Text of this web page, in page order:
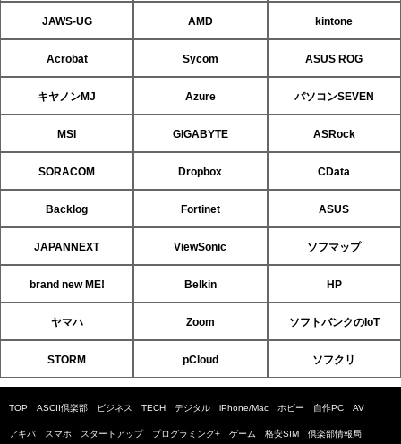
JAWS-UG AMD kintone
Acrobat Sycom ASUS ROG
キヤノンMJ Azure パソコンSEVEN
MSI GIGABYTE ASRock
SORACOM Dropbox CData
Backlog Fortinet ASUS
JAPANNEXT ViewSonic ソフマップ
brand new ME! Belkin HP
ヤマハ Zoom ソフトバンクのIoT
STORM pCloud ソフクリ
TOP ASCII倶楽部 ビジネス TECH デジタル iPhone/Mac ホビー 自作PC AV
アキバ スマホ スタートアップ プログラミング+ ゲーム 格安SIM 倶楽部情報局